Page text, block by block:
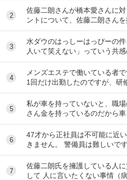
2
佐藤二朗さんが橋本愛さんに
ントについて、佐藤二朗さん
ね。 これは極端に言えば、 「
3
水ダウのはっしーはっぴーの
人いて笑えない」っていう共
ubeのコメント欄に多すぎてそ
4
メンズエステで働いている者
1回だけ出勤したのですが、研
時に「元々デリをやっていた
5
私が車を持っていないと、職
さん金を持っているのだから
す。 でも なんで しんどい思
6
47才から正社員は不可能に近
きません。 警備員は難しいで
運転手は無理です。できませ
7
佐藤二朗氏を擁護している人
して 人に言いたくない事情（